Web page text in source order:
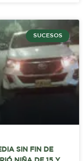
SUCESOS
SIN FIN DE